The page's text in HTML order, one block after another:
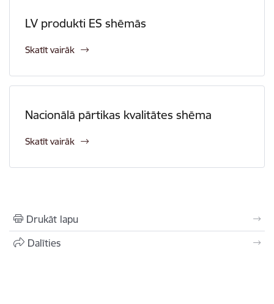
LV produkti ES shēmās
Skatīt vairāk
Nacionālā pārtikas kvalitātes shēma
Skatīt vairāk
Drukāt lapu
Dalīties